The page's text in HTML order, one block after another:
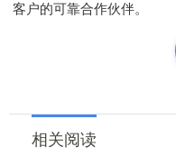
客户的可靠合作伙伴。
相关阅读